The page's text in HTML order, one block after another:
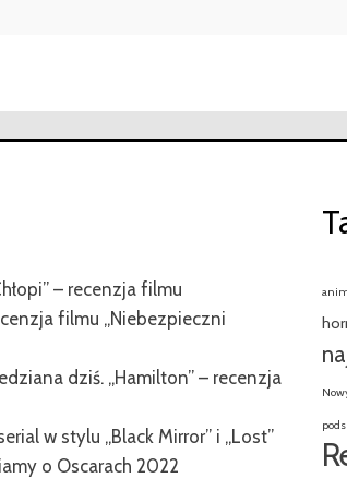
– recenzja filmu
filmu „Niebezpieczni
dziś. „Hamilton” – recenzja
w stylu „Black Mirror” i „Lost”
o Oscarach 2022